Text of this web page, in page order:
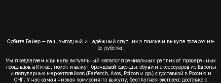
Орбита Байер — ваш выгодный и надёжный спутник в поиске и выкупе товаров из-
за рубежа.
Мы предлагаем к выкупу актуальный каталог премиальных реплик от проверенных
продавцов в Китае, поиск и выкуп брендовой одежды, обуви и аксессуаров из Европы
и популярных маркетплейсов (Farfetch, Asos, Poizon и др.) с доставкой в Россию и
СНГ. У нас самая низкая комиссия по выкупу, бесплатная экспресс доставка с